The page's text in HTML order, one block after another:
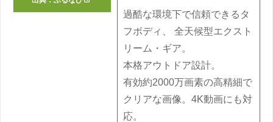
過酷な環境下で信頼できるタ
フボディ、 全天候型エクスト
リーム・ギア。
本格アウトドア設計。
有効約2000万画素の高精細で
クリアな画像。4K動画にも対
応。